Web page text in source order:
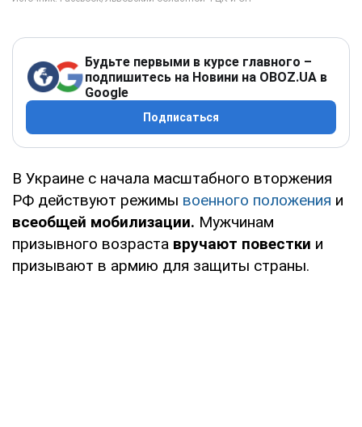
Будьте первыми в курсе главного –
подпишитесь на Новини на OBOZ.UA в
Google
Подписаться
В Украине с начала масштабного вторжения
РФ действуют режимы военного положения и
всеобщей мобилизации. Мужчинам
призывного возраста вручают повестки и
призывают в армию для защиты страны.